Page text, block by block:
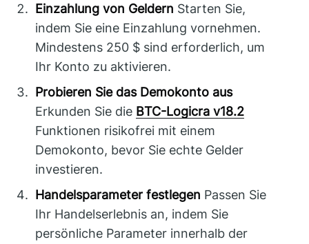
Einzahlung von Geldern Starten Sie,
indem Sie eine Einzahlung vornehmen.
Mindestens 250 $ sind erforderlich, um
Ihr Konto zu aktivieren.
Probieren Sie das Demokonto aus
Erkunden Sie die BTC-Logicra v18.2
Funktionen risikofrei mit einem
Demokonto, bevor Sie echte Gelder
investieren.
Handelsparameter festlegen Passen Sie
Ihr Handelserlebnis an, indem Sie
persönliche Parameter innerhalb der